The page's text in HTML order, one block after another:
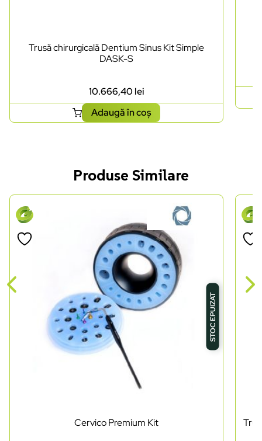
Trusă chirurgicală Dentium Sinus Kit Simple
DASK-S
10.666,40 lei
Adaugă în coș
Produse Similare
STOC EPUIZAT
Cervico Premium Kit